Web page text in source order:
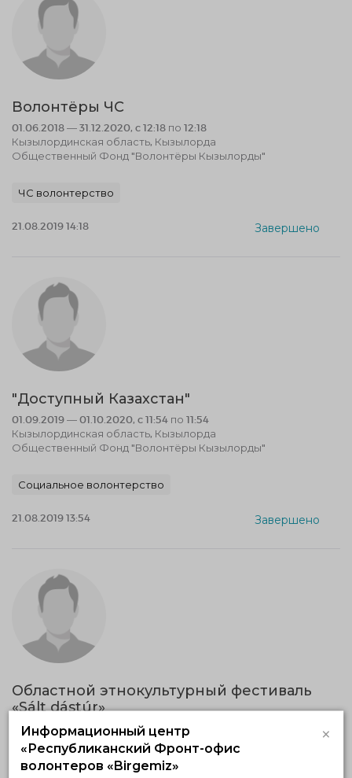
Волонтёры ЧС
01.06.2018 — 31.12.2020, c 12:18 по 12:18
Кызылординская область, Кызылорда
Общественный Фонд "Волонтёры Кызылорды"
ЧС волонтерство
21.08.2019 14:18 Завершено
"Доступный Казахстан"
01.09.2019 — 01.10.2020, c 11:54 по 11:54
Кызылординская область, Кызылорда
Общественный Фонд "Волонтёры Кызылорды"
Социальное волонтерство
21.08.2019 13:54 Завершено
Областной этнокультурный фестиваль
«Sált dástúr»
29.08.2019 — 30.08.2019, c 11:49 по 11:49
Северо-Казахстанская область, Петропавловск
КГУ "Қоғамдық келісім" КГУ "Аппарат акима СКО"
Информационный центр
«Республиканский Фронт-офис
волонтеров «Birgemiz»
×